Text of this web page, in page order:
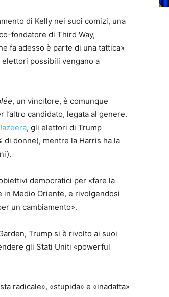
di Kelly nei suoi comizi, una
fondatore di Third Way,
fa adesso è parte di una tattica»
elettori possibili vengano a
, un vincitore, è comunque
candidato, legata al genere.
, gli elettori di Trump
donne), mentre la Harris ha la
democratici per «fare la
in Medio Oriente, e rivolgendosi
un cambiamento».
Trump si è rivolto ai suoi
gli Stati Uniti «powerful
radicale», «stupida» e «inadatta»